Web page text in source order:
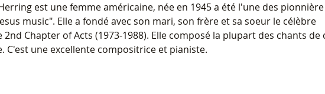
est une femme américaine, née en 1945 a été l'une des pionnière
music". Elle a fondé avec son mari, son frère et sa soeur le célèbre
2nd Chapter of Acts (1973-1988). Elle composé la plupart des chants de
C'est une excellente compositrice et pianiste.